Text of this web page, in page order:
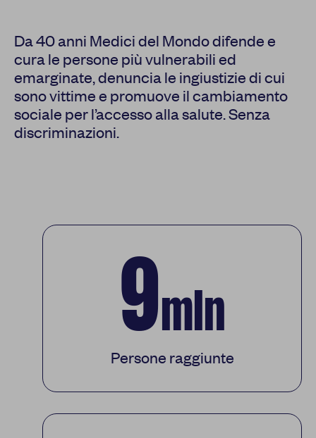
Newsletter
FacebookInstagramTwitterYouTubeLinkedIn
Da 40 anni Medici del Mondo difende e
cura le persone più vulnerabili ed
emarginate, denuncia le ingiustizie di cui
sono vittime e promuove il cambiamento
sociale per l’accesso alla salute. Senza
discriminazioni.
9mln
Persone raggiunte